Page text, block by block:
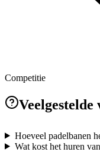
Competitie
Veelgestelde
Hoeveel padelbanen
Wat kost het huren